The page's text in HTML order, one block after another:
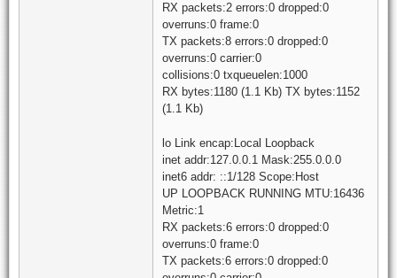
RX packets:2 errors:0 dropped:0
overruns:0 frame:0
TX packets:8 errors:0 dropped:0
overruns:0 carrier:0
collisions:0 txqueuelen:1000
RX bytes:1180 (1.1 Kb) TX bytes:1152
(1.1 Kb)
lo Link encap:Local Loopback
inet addr:127.0.0.1 Mask:255.0.0.0
inet6 addr: ::1/128 Scope:Host
UP LOOPBACK RUNNING MTU:16436
Metric:1
RX packets:6 errors:0 dropped:0
overruns:0 frame:0
TX packets:6 errors:0 dropped:0